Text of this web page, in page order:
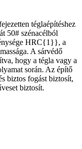
téglaépítéshez
50# szénacélból
HRC{1}}, a
A sárvédő
hogy a tégla vagy a
során. Az építő
biztos fogást biztosít,
biztosít.